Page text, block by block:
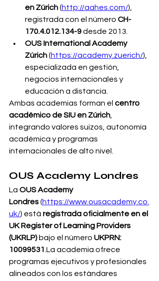
en Zúrich (http://aahes.com/),
registrada con el número CH-
170.4.012.134-9 desde 2013.
OUS International Academy
Zúrich (https://academy.zuerich/),
especializada en gestión,
negocios internacionales y
educación a distancia.
Ambas academias forman el centro
académico de SIU en Zúrich
integrando valores suizos, autonomía
académica y programas
internacionales de alto nivel.
OUS Academy Londres
La OUS Academy
Londres (https://www.ousacademy.co.
uk/) está registrada oficialmente en el
UK Register of Learning Providers
(UKRLP) bajo el número UKPRN:
10099531 .La academia ofrece
programas ejecutivos y profesionales
alineados con los estándares